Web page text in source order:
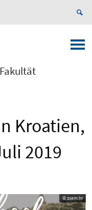
Kroatien,
2019
© zsem.hr